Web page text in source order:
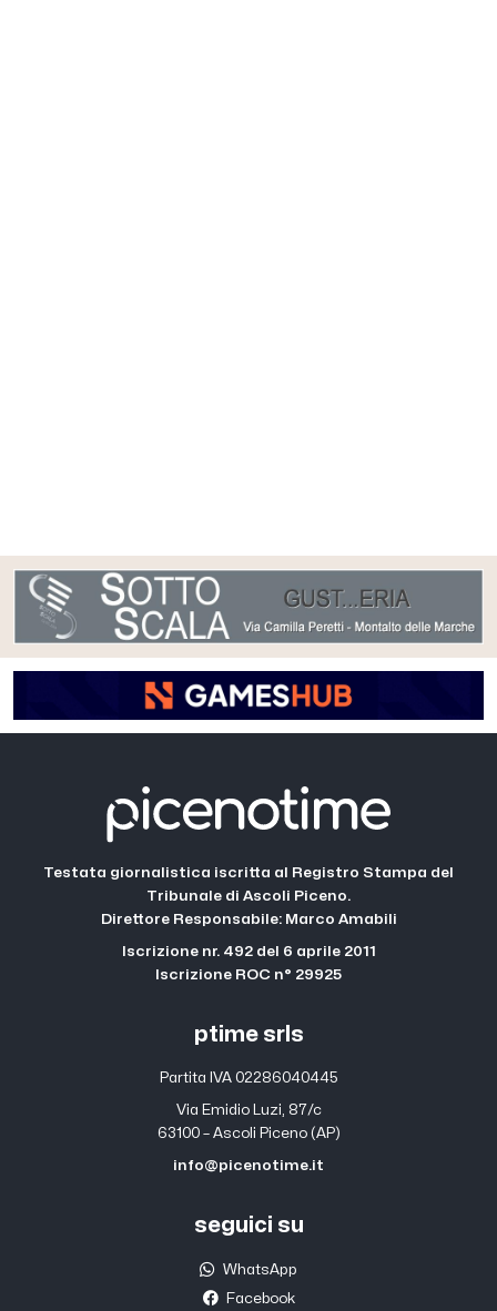
Testata giornalistica iscritta al Registro Stampa del
Tribunale di Ascoli Piceno.
Direttore Responsabile: Marco Amabili
Iscrizione nr. 492 del 6 aprile 2011
Iscrizione ROC n° 29925
ptime srls
Partita IVA 02286040445
Via Emidio Luzi, 87/c
63100 – Ascoli Piceno (AP)
info@picenotime.it
seguici su
WhatsApp
Facebook